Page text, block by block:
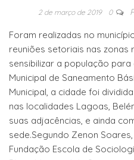
2 de março de 2019 0
Foram realizadas no
reuniões setoriais nas zonas
sensibilizar a população
Municipal de Saneamento
Municipal, a cidade foi
nas localidades Lagoas,
suas adjacências, e ainda
sede.Segundo Zenon
Fundação Escola de